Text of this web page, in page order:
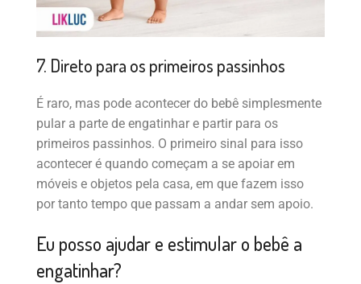
7. Direto para os primeiros passinhos
É raro, mas pode acontecer do bebê simplesmente
pular a parte de engatinhar e partir para os
primeiros passinhos. O primeiro sinal para isso
acontecer é quando começam a se apoiar em
móveis e objetos pela casa, em que fazem isso
por tanto tempo que passam a andar sem apoio.
Eu posso ajudar e estimular o bebê a
engatinhar?